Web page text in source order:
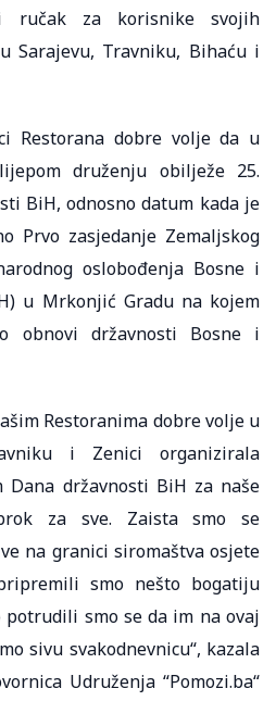
ručak za korisnike svojih
Sarajevu, Travniku, Bihaću i
Restorana dobre volje da u
druženju obilježe 25.
BiH, odnosno datum kada je
Prvo zasjedanje Zemaljskog
oslobođenja Bosne i
u Mrkonjić Gradu na kojem
obnovi državnosti Bosne i
Restoranima dobre volje u
i Zenici organizirala
Dana državnosti BiH za naše
za sve. Zaista smo se
na granici siromaštva osjete
smo nešto bogatiju
smo se da im na ovaj
sivu svakodnevnicu“, kazala
Udruženja “Pomozi.ba“